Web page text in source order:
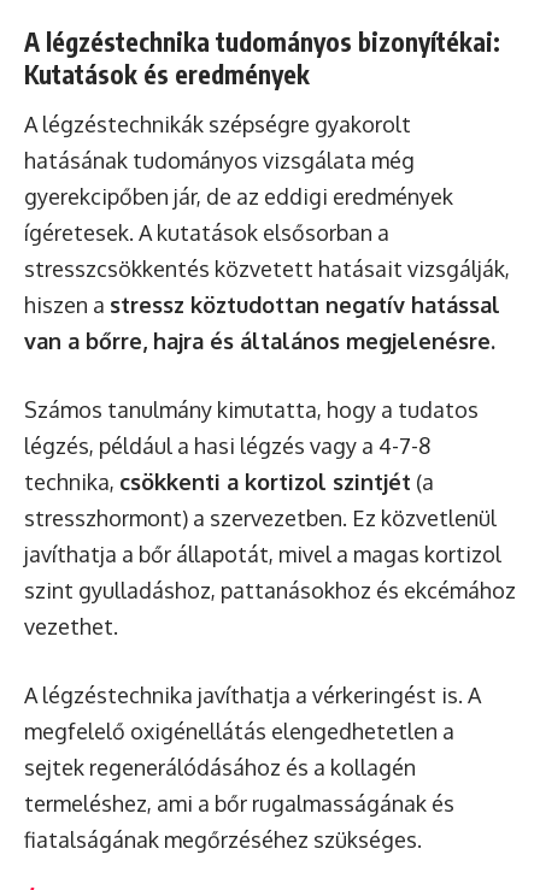
A légzéstechnika tudományos bizonyítékai:
Kutatások és eredmények
A légzéstechnikák szépségre gyakorolt
hatásának tudományos vizsgálata még
gyerekcipőben jár, de az eddigi eredmények
ígéretesek. A kutatások elsősorban a
stresszcsökkentés közvetett hatásait vizsgálják,
hiszen a stressz köztudottan negatív hatással
van a bőrre, hajra és általános megjelenésre.
Számos tanulmány kimutatta, hogy a tudatos
légzés, például a hasi légzés vagy a 4-7-8
technika, csökkenti a kortizol szintjét (a
stresszhormont) a szervezetben. Ez közvetlenül
javíthatja a bőr állapotát, mivel a magas kortizol
szint gyulladáshoz, pattanásokhoz és ekcémához
vezethet.
A légzéstechnika javíthatja a vérkeringést is. A
megfelelő oxigénellátás elengedhetetlen a
sejtek regenerálódásához és a kollagén
termeléshez, ami a bőr rugalmasságának és
fiatalságának megőrzéséhez szükséges.